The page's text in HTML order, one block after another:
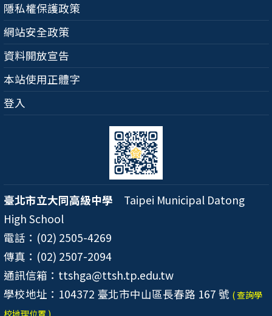
隱私權保護政策
網站安全政策
資料開放宣告
本站使用正體字
登入
臺北市立大同高級中學 Taipei Municipal Datong
High School
電話：(02) 2505-4269
傳真：(02) 2507-2094
通訊信箱：ttshga@ttsh.tp.edu.tw
學校地址：104372 臺北市中山區長春路 167 號 ( 查詢學